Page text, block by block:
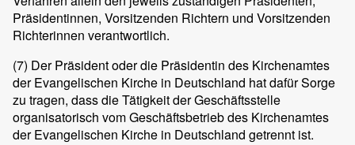
Präsidentinnen, Vorsitzenden Richtern und Vorsitzenden
Richterinnen verantwortlich.
(7) Der Präsident oder die Präsidentin des Kirchenamtes
der Evangelischen Kirche in Deutschland hat dafür Sorge
zu tragen, dass die Tätigkeit der Geschäftsstelle
organisatorisch vom Geschäftsbetrieb des Kirchenamtes
der Evangelischen Kirche in Deutschland getrennt ist.